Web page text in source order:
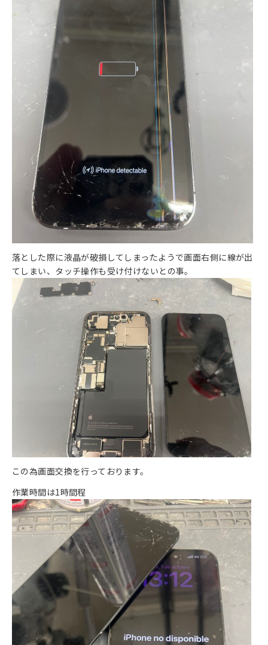
落とした際に液晶が破損してしまったようで画面右側に線が出
てしまい、タッチ操作も受け付けないとの事。
この為画面交換を行っております。
作業時間は1時間程